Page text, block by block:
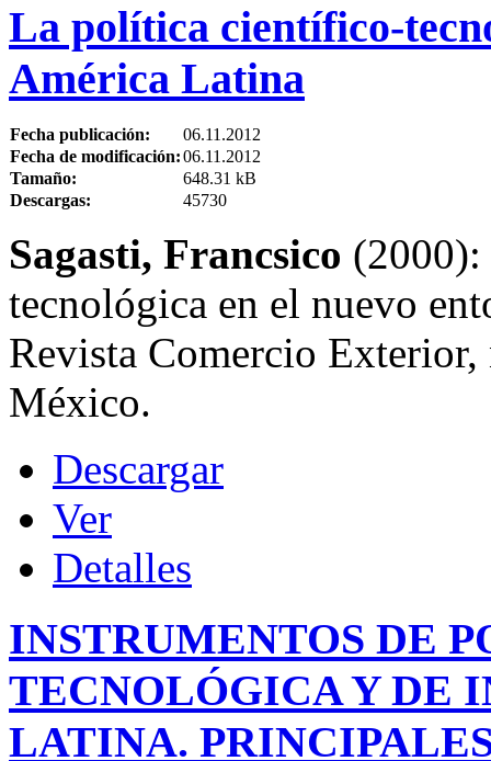
La política científico-
América Latina
Fecha publicación:
06.11.2012
Fecha de modificación:06.11.2012
Tamaño:
648.31 kB
Descargas:
45730
Sagasti, Francsico
tecnológica en el nuevo
Revista Comercio
México.
Descargar
Ver
Detalles
INSTRUMENTOS DE
TECNOLÓGICA Y DE
LATINA.